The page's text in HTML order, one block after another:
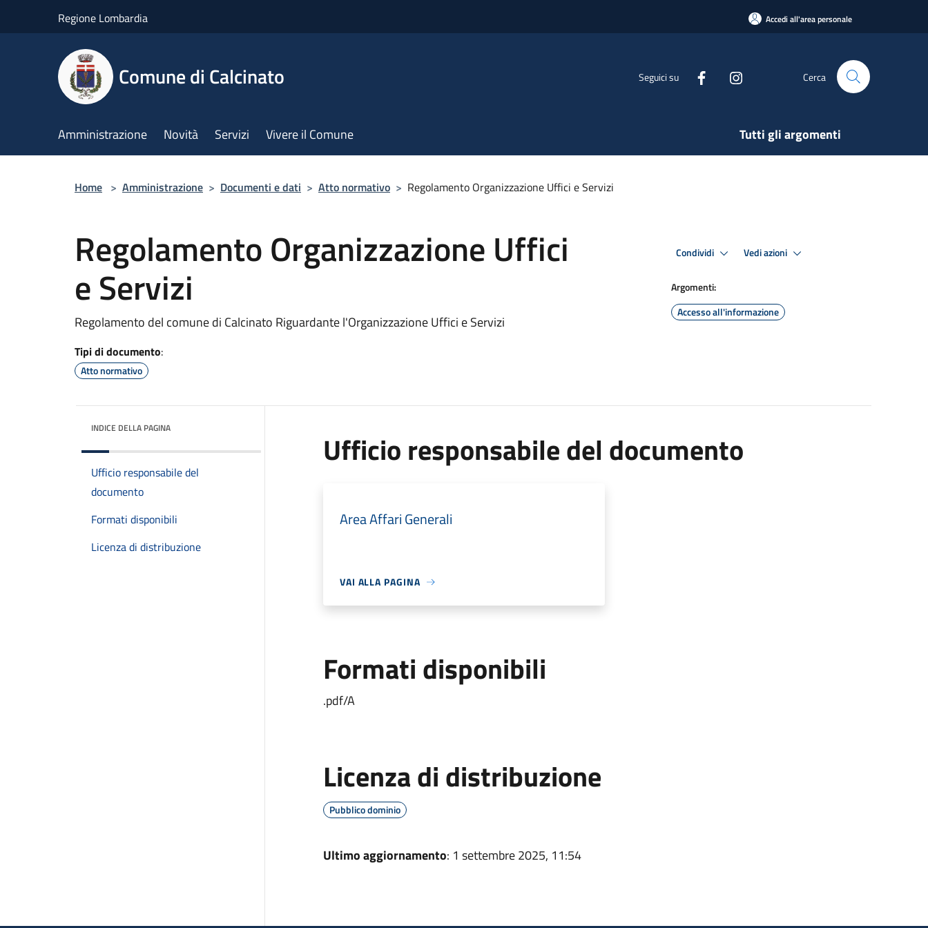
Regione Lombardia Accedi all'area personale
Comune di Calcinato Seguici su Cerca
Amministrazione Novità Servizi Vivere il Comune Tutti gli argomenti
Home > Amministrazione > Documenti e dati > Atto normativo > Regolamento Organizzazione Uffici e Servizi
Regolamento Organizzazione Uffici
e Servizi
Regolamento del comune di Calcinato Riguardante l'Organizzazione Uffici e Servizi
Tipi di documento:
Atto normativo
Condividi Vedi azioni
Argomenti:
Accesso all'informazione
INDICE DELLA PAGINA
Ufficio responsabile del
documento
Formati disponibili
Licenza di distribuzione
Ufficio responsabile del documento
Area Affari Generali
VAI ALLA PAGINA
Formati disponibili
.pdf/A
Licenza di distribuzione
Pubblico dominio
Ultimo aggiornamento: 1 settembre 2025, 11:54